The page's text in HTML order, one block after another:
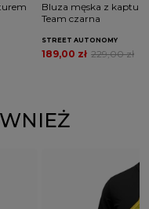
Bluza męska z
Team czarna
STREET AUTONOMY
229,00 zł
189,00 zł